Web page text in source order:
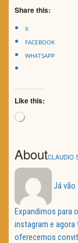
Share this:
X
FACEBOOK
WHATSAPP
Like this:
Loading…
AboutCLAUDIO
Já vão
Expandimos para
instagram e
oferecemos